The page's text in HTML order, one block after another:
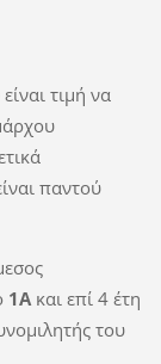
τιμή να
παντού
1Ακαι επί 4 έτη
του